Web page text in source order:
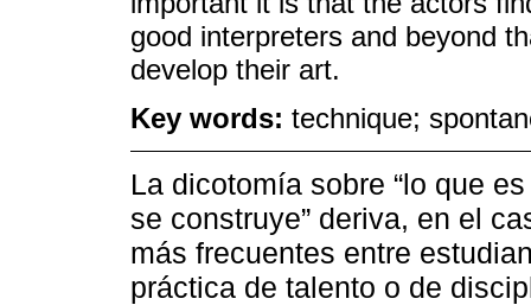
good interpreters and beyond
develop their art.
Key words: technique;
La dicotomía sobre “lo que
se construye” deriva, en el
más frecuentes entre
práctica de talento o de